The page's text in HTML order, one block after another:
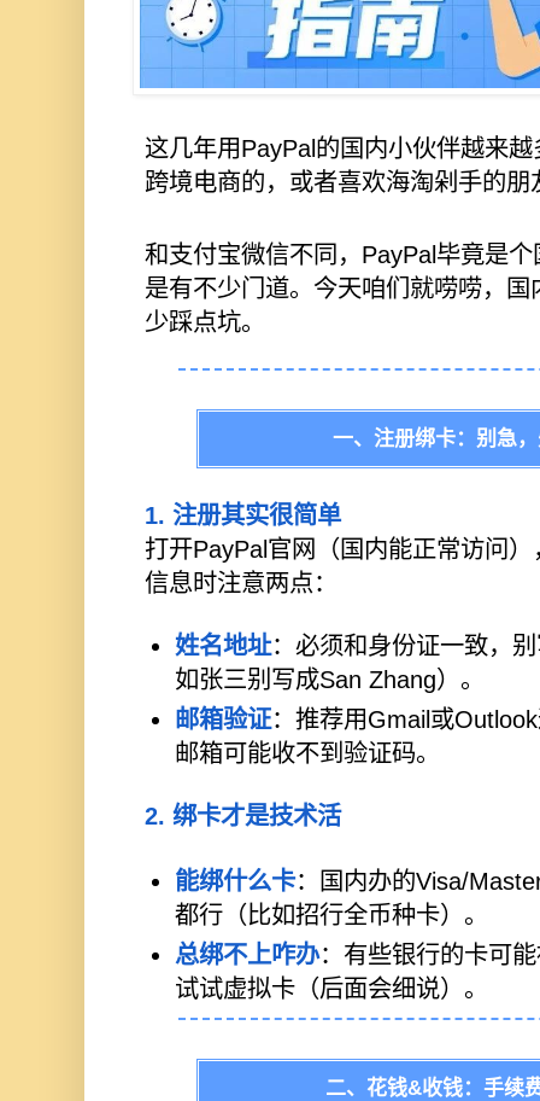
这几年用PayPal的国内小伙伴越来
跨境电商的，或者喜欢海淘剁手的朋
和支付宝微信不同，PayPal毕竟是
是有不少门道。今天咱们就唠唠，
少踩点坑。
一、注册绑卡：别急
1. 注册其实很简单
打开PayPal官网（国内能正常访问
信息时注意两点：
姓名地址：必须和身份证一致，
如张三别写成San Zhang）。
邮箱验证：推荐用Gmail或
邮箱可能收不到验证码。
2. 绑卡才是技术活
能绑什么卡：国内办的Visa/
都行（比如招行全币种卡）。
总绑不上咋办：有些银行的卡可
试试虚拟卡（后面会细说）。
二、花钱&收钱：手续